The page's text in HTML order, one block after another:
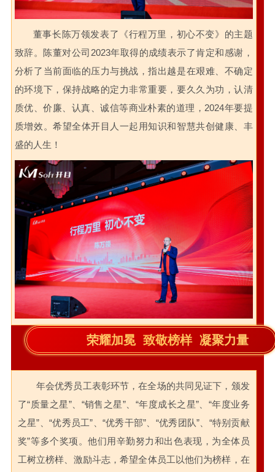
董事长陈万领发表了《行程万里，初心不变》的主题
致辞。陈董对公司2023年取得的成绩表示了肯定和感谢，
分析了当前面临的压力与挑战，指出越是在艰难、不确定
的环境下，保持战略的定力非常重要，要久久为功，认清
质优、价廉、认真、诚信等商业朴素的道理，2024年要提
质增效。希望全体开目人一起用知识和智慧共创健康、丰
盛的人生！
荣耀加冕 致敬榜样 凝聚力量
年会优秀员工表彰环节，在全场的共同见证下，颁发
了“质量之星”、“销售之星”、“年度成长之星”、“年度业务
之星”、“优秀员工”、“优秀干部”、“优秀团队”、“特别贡献
奖”等多个奖项。他们用辛勤努力和出色表现，为全体员
工树立榜样、激励斗志，希望全体员工以他们为榜样，在